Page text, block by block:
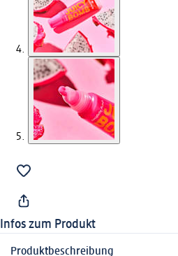
Infos zum Produkt
Produktbeschreibung